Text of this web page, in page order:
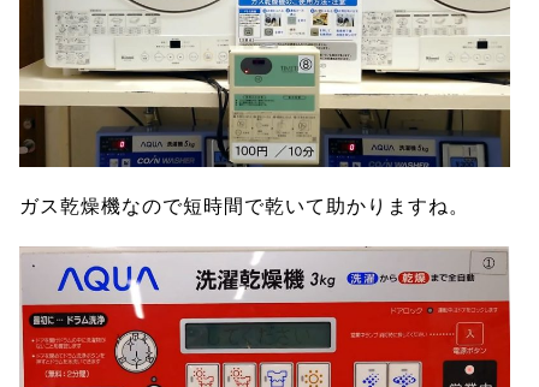
ガス乾燥機なので短時間で乾いて助かりますね。